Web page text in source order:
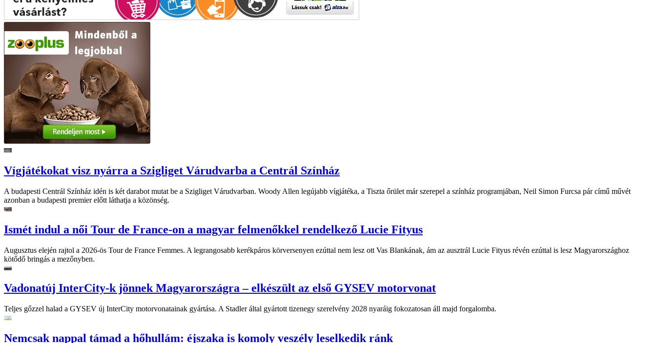
Vígjátékokat visz nyárra a Szigliget Várudvarba a Centrál Színház
A budapesti Centrál Színház idén is két darabot mutat be a Szigliget Várudvarban. Woody Allen legújabb vígjátéka, a Tiszta őrület már szerepel a színház programjában, Neil Simon Furcsa pár című művét
azonban a budapesti premier előtt láthatja a közönség.
Ismét indul a női Tour de France-on a magyar felmenőkkel rendelkező Lucie Fityus
Augusztus elején rajtol a 2026-ös Tour de France Femmes. A legrangosabb kerékpáros körversenyen ezúttal nem lesz ott Vas Blankának, ám az ausztrál Lucie Fityus révén ezúttal is lesz Magyarországhoz
kötődő bringás a mezőnyben.
Vadonatúj InterCity-k jönnek Magyarországra – elkészült az első GYSEV motorvonat
Teljes gőzzel halad a GYSEV új InterCity motorvonatainak gyártása. A Stadler által gyártott tizenegy szerelvény 2028 nyaráig fokozatosan áll majd forgalomba.
Nemcsak nappal támad a hőhullám: éjszaka is komoly veszély leselkedik ránk